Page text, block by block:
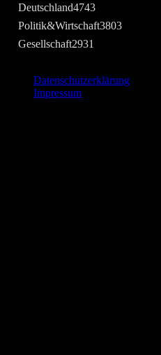
Deutschland4743
Politik&Wirtschaft3803
Gesellschaft2931
Datenschutzerklärung
Impressum